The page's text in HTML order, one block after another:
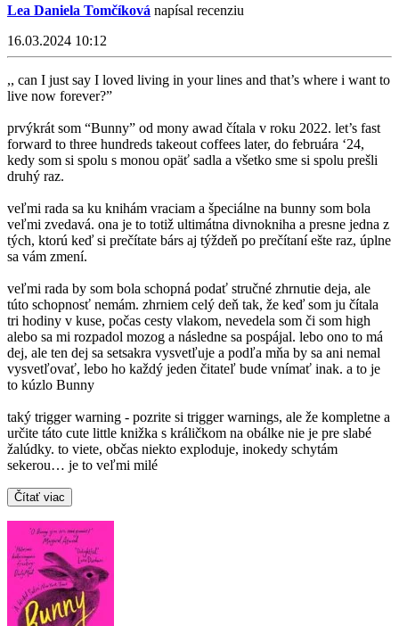
Lea Daniela Tomčíková napísal recenziu
16.03.2024 10:12
,, can I just say I loved living in your lines and that’s where i want to
live now forever?”
prvýkrát som “Bunny” od mony awad čítala v roku 2022. let’s fast
forward to three hundreds takeout coffees later, do februára ‘24,
kedy som si spolu s monou opäť sadla a všetko sme si spolu prešli
druhý raz.
veľmi rada sa ku knihám vraciam a špeciálne na bunny som bola
veľmi zvedavá. ona je to totiž ultimátna divnokniha a presne jedna z
tých, ktorú keď si prečítate bárs aj týždeň po prečítaní ešte raz, úplne
sa vám zmení.
veľmi rada by som bola schopná podať stručné zhrnutie deja, ale
túto schopnosť nemám. zhrniem celý deň tak, že keď som ju čítala
tri hodiny v kuse, počas cesty vlakom, nevedela som či som high
alebo sa mi rozpadol mozog a následne sa pospájal. lebo ono to má
dej, ale ten dej sa setsakra vysvetľuje a podľa mňa by sa ani nemal
vysvetľovať, lebo ho každý jeden čitateľ bude vnímať inak. a to je
to kúzlo Bunny
taký trigger warning - pozrite si trigger warnings, ale že kompletne a
určite táto cute little knižka s králičkom na obálke nie je pre slabé
žalúdky. to viete, občas niekto exploduje, inokedy schytám
sekerou… je to veľmi milé
Čítať viac